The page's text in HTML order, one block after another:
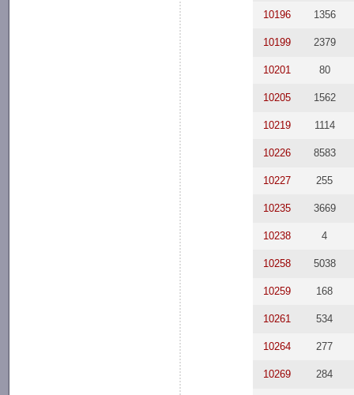
10196 1356
10199 2379
10201 80
10205 1562
10219 1114
10226 8583
10227 255
10235 3669
10238 4
10258 5038
10259 168
10261 534
10264 277
10269 284